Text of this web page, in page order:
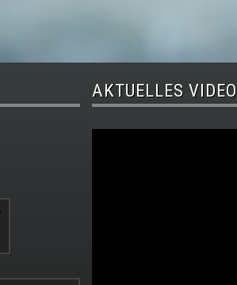
AKTUELLES VIDEO